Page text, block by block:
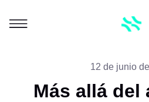
12 de junio
Más allá del